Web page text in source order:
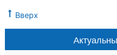
Вверх